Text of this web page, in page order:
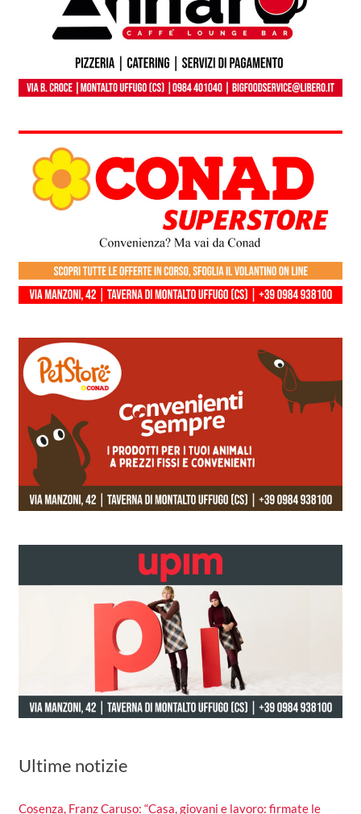
Ultime notizie
Cosenza, Franz Caruso: “Casa, giovani e lavoro: firmate le